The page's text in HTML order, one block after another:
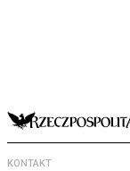
KONTAKT